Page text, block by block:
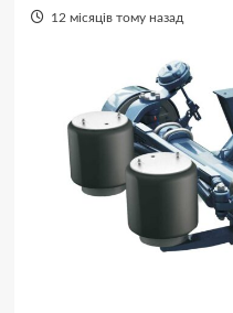
12 місяців тому назад